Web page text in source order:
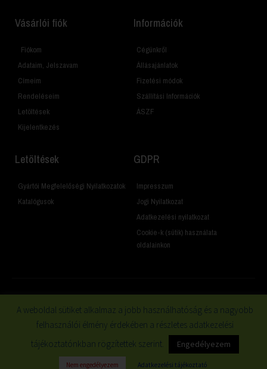
Vásárlói fiók
Fiókom
Adataim, Jelszavam
Címeim
Rendeléseim
Letöltések
Kijelentkezés
Információk
Cégünkről
Állásajánlatok
Fizetési módok
Szállítási Információk
ÁSZF
Letöltések
Gyártói Megfelelőségi Nyilatkozatok
Katalógusok
GDPR
Impresszum
Jogi Nyilatkozat
Adatkezelési nyilatkozat
Cookie-k (sütik) használata
oldalainkon
© 2019 Minden jog fenntartva
A weboldal sütiket alkalmaz a jobb használhatóság és a nagyobb
felhasználói élmény érdekében a részletes adatkezelési
tájékoztatónkban rögzítettek szerint.
Engedélyezem
Nem engedélyezem Adatkezelési tájékoztató